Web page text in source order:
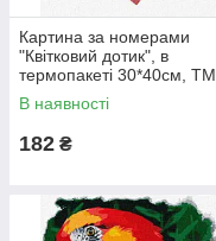
Картина за номерами
"Квітковий дотик", в
термопакеті 30*40см, ТМ
Ідейка, Україна
В наявності
182 ₴